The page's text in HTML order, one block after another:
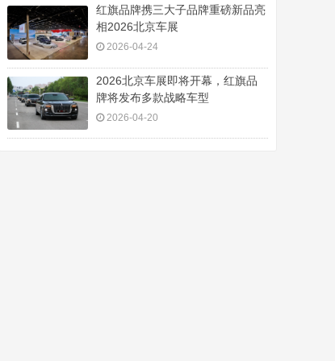
红旗品牌携三大子品牌重磅新品亮
相2026北京车展
2026-04-24
2026北京车展即将开幕，红旗品
牌将发布多款战略车型
2026-04-20